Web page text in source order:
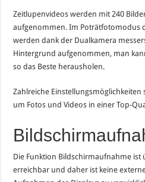
Zeitlupenvideos werden mit 240
aufgenommen. Im Poträtfotomodus
werden dank der Dualkamera
Hintergrund aufgenommen, man
so das Beste herausholen.
Zahlreiche
um Fotos und Videos in einer Top-
Die Funktion Bildschirmaufnahme ist
erreichbar und daher ist keine